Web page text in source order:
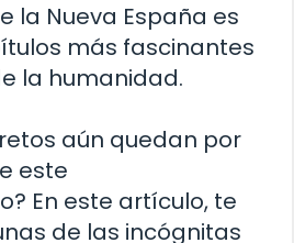
la Nueva España es
más fascinantes
la humanidad.
aún quedan por
este
En este artículo, te
de las incógnitas